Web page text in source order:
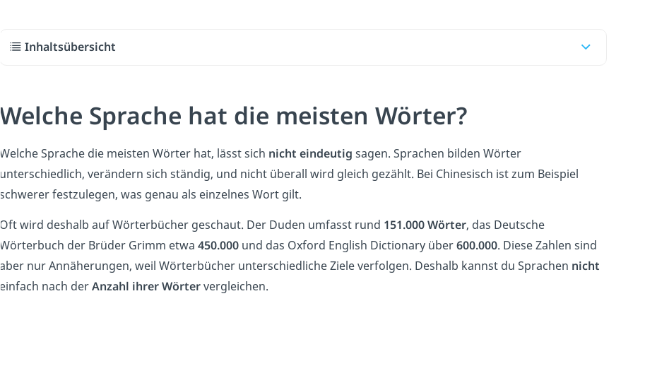
Inhaltsübersicht
Welche Sprache hat die meisten Wörter?
Welche Sprache die meisten Wörter hat, lässt sich nicht eindeutig sagen. Sprachen bilden Wörter
unterschiedlich, verändern sich ständig, und nicht überall wird gleich gezählt. Bei Chinesisch ist zum Beispiel
schwerer festzulegen, was genau als einzelnes Wort gilt.
Oft wird deshalb auf Wörterbücher geschaut. Der Duden umfasst rund 151.000 Wörter, das Deutsche
Wörterbuch der Brüder Grimm etwa 450.000 und das Oxford English Dictionary über600.000. Diese Zahlen sind
aber nur Annäherungen, weil Wörterbücher unterschiedliche Ziele verfolgen. Deshalb kannst du Sprachen nicht
einfach nach derAnzahl ihrer Wörtervergleichen.